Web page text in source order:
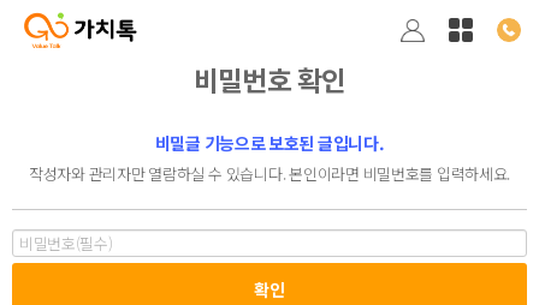
비밀번호 확인
비밀글 기능으로 보호된 글입니다.
작성자와 관리자만 열람하실 수 있습니다. 본인이라면 비밀번호를 입력하세요.